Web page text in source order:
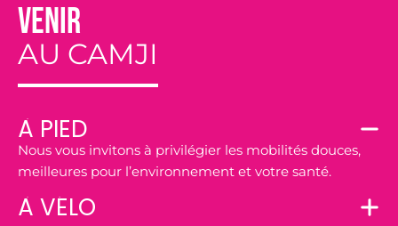
venir
AU CAMJI
À PIED
Nous vous invitons à privilégier les mobilités douces,
meilleures pour l’environnement et votre santé.
À VÉLO